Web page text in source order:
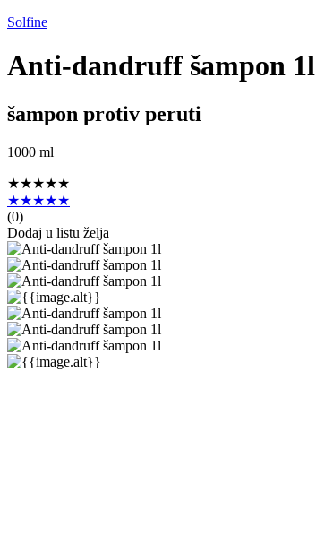
Solfine
Anti-dandruff šampon 1l
šampon protiv peruti
1000 ml
★★★★★
★★★★★
(0)
Dodaj u listu želja